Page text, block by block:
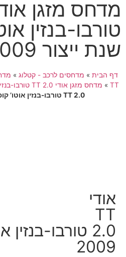
טורבו-בנזין
שנת ייצור 2009
דף הבית » מדחסים לרכב - קטלוג »
TT
» מדחס מזגן אודי TT 2.0 טורבו-בנזין אוטו’ קופה
TT 2.0 טורבו-בנזין אוטו’ קופה שנת ייצור 2009
אודי
TT
2.0 טורבו-בנזין אוטו' קופה
2009